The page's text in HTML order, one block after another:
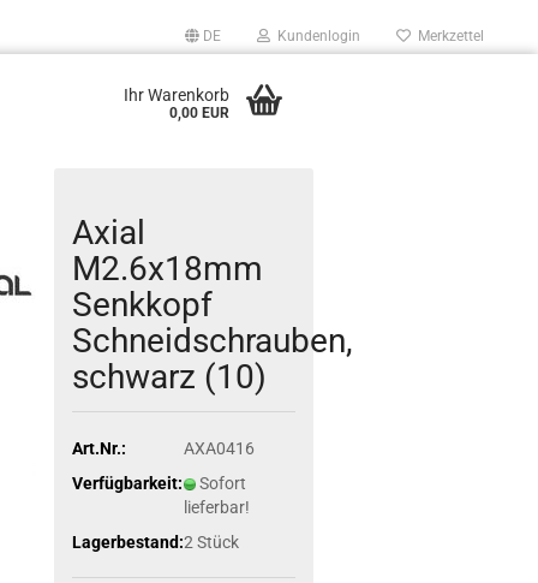
DE Kundenlogin Merkzettel
Ihr Warenkorb
0,00 EUR
Axial
M2.6x18mm
Senkkopf
Schneidschrauben,
schwarz (10)
Art.Nr.:
AXA0416
Verfügbarkeit:
Sofort
lieferbar!
Lagerbestand:2 Stück